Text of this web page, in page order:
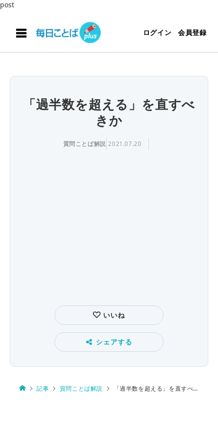
post
ログイン 会員登録
「過半数を超える」を直すべ
きか
質問ことば解説 2021.07.20
いいね
シェアする
記事 質問ことば解説 「過半数を超える」を直すべきか